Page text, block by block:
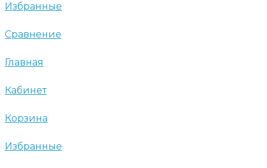
Избранные
Сравнение
Главная
Кабинет
Корзина
Избранные